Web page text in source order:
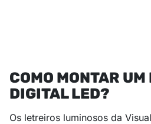
COMO MONTAR
DIGITAL LED?
Os letreiros luminosos da